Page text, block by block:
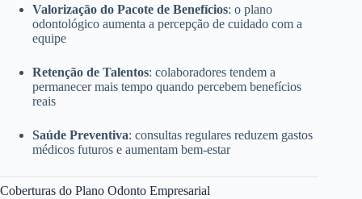
Valorização do Pacote de Benefícios: o plano
odontológico aumenta a percepção de cuidado com a
equipe
Retenção de Talentos: colaboradores tendem a
permanecer mais tempo quando percebem benefícios
reais
Saúde Preventiva: consultas regulares reduzem gastos
médicos futuros e aumentam bem-estar
Coberturas do Plano Odonto Empresarial